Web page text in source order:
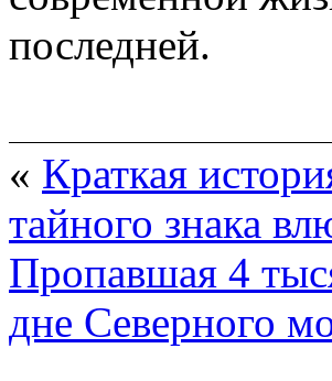
последней.
« Краткая
тайного знака
Пропавшая 4
дне Северного